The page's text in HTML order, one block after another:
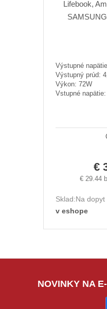
Výstupné
Výstupný prúd:
Výkon: 72W
Vstupné
€
€ 29.44
Sklad:Na dopyt
v eshope
NOVINKY NA